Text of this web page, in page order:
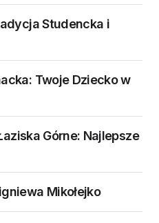
Studencka i
Twoje Dziecko w
Górne: Najlepsze
Mikołejko